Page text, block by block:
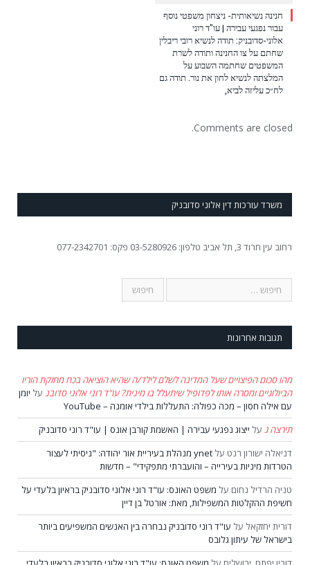
חנינה נשיאותית- ניצחון משפטי נוסף
עבור נפגעי עבירה | עו"ד רוני
אלוני-סדובניק: תודה לנשיא רובי ריבלין
שחתם על צו החנינה ותודה לשרת
המשפטים שחתמה השבוע על
המלצתה לנשיא לחון את נור. תודה גם
לח״כ עליזה לביא,
Comments are closed.
משרד עורכות דין אלוני סדובניק
רחוב עין חרוד 3, תל אביב טלפון: 03-5280926 פקס: 077-2342701
תגובות אחרונות
מהו סכום הפיצויים שעל המדינה לשלם לילד/ה שהיא הוציאה בכח מחזקת הוריו
הביולוגיים ומסרה אותו לפדופיל שיתעלל בו מינית? עו"ד רוני אלוני סדובנ על יומן
עם אילה חסון – מכה כפולה: התעללות בילדי אומנה – YouTube
תירצה ג על ייצוג נפגעי עבירה | האשמת קורבן אונס | עו"ד רוני סדובניק
דניאלה ישורון רנט על
ynet מנהלת בעיריית אור יהודה: "ניסיתי לעצור
הטרדות מיניות בעירייה – והועברתי מתפקידי" – חדשות
טניה הרדיל נחום על משפט האונס: עו"ד רוני אלוני סדובניק בראיון בלעדי על
חשיפת ההקלטות המשפילות, מאת: אורטל בן דיין
דורית יחזקאל על עו"ד רוני סדובניק נבחרה בין האנשים המשפיעים ביותר
בישראל של עיתון גלובס